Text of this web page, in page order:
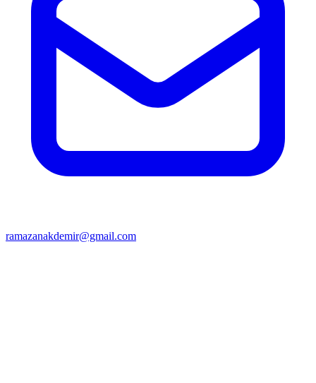
ramazanakdemir@gmail.com